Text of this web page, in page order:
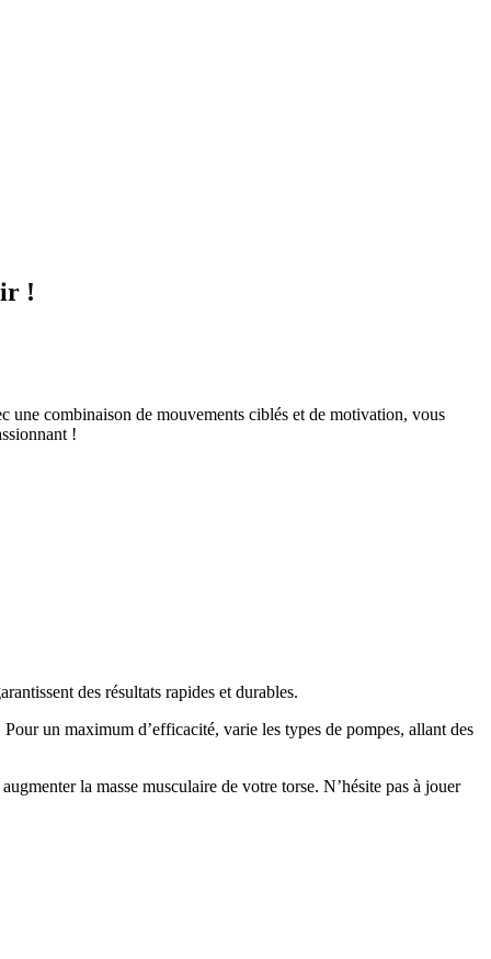
!
une combinaison de mouvements ciblés et de motivation, vous
!
des résultats rapides et durables.
Pour un maximum d’efficacité, varie les types de pompes, allant des
la masse musculaire de votre torse. N’hésite pas à jouer